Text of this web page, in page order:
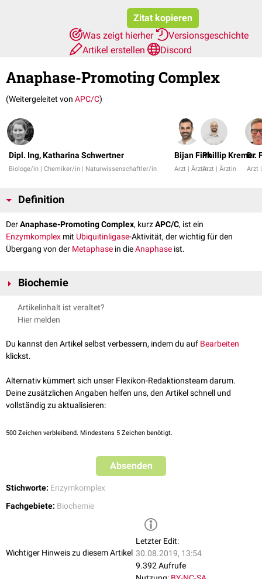
Zitat kopieren
Was zeigt hierher
Versionsgeschichte
Artikel erstellen
Discord
Anaphase-Promoting Complex
(Weitergeleitet von APC/C)
Dipl. Ing, Katharina Schwertner
Biologe/in | Chemiker/in | Naturwissenschaftler/in
Bijan Fink
Arzt | Ärztin
Phillip Kremer
Arzt | Ärztin
Dr.
Arzt
Definition
DerAnaphase-Promoting Complex, kurzAPC/C, ist ein
Enzymkomplex mit Ubiquitinligase-Aktivität, der wichtig für den
Übergang von der Metaphase in dieAnaphase ist.
Biochemie
Nach der Aktivierung durch
Ubiquitinierung
wichtigsten Mediatoren des Zellzyklus darstellen.
Securin ist an die
ermöglicht die Trennung derSchwesterchromatidendurch dieHydrolyse
vonCohesin.
Artikelinhalt ist veraltet?
Hier melden
Du kannst den Artikel selbst verbessern, indem du auf Bearbeiten
klickst.
Alternativ kümmert sich unser Flexikon-Redaktionsteam darum.
Deine zusätzlichen Angaben helfen uns, den Artikel schnell und
vollständig zu aktualisieren:
500 Zeichen verbleibend. Mindestens 5 Zeichen benötigt.
Absenden
Stichworte: Enzymkomplex
Fachgebiete: Biochemie
Wichtiger Hinweis zu diesem Artikel
Letzter Edit:
30.08.2019, 13:54
9.392 Aufrufe